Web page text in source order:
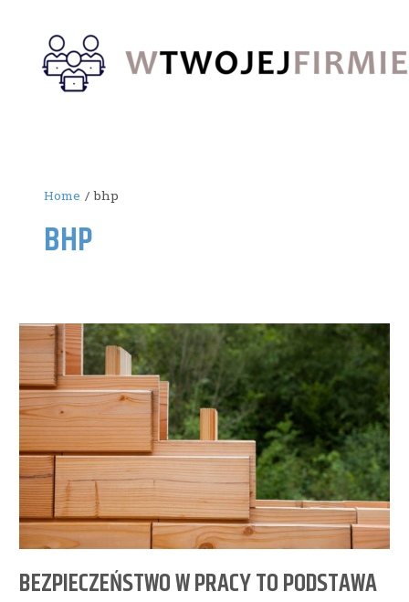
content
Home bhp
BHP
BEZPIECZEŃSTWO W PRACY TO PODSTAWA